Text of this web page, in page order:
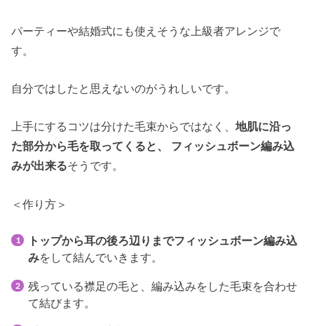
パーティーや結婚式にも使えそうな上級者アレンジで
す。
自分ではしたと思えないのがうれしいです。
上手にするコツは分けた毛束からではなく、地肌に沿っ
た部分から毛を取ってくると、 フィッシュボーン編み込
みが出来るそうです。
＜作り方＞
トップから耳の後ろ辺りまでフィッシュボーン編み込
みをして結んでいきます。
残っている襟足の毛と、編み込みをした毛束を合わせ
て結びます。